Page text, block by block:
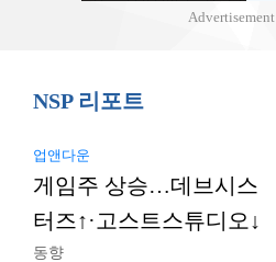
Advertisement
NSP 리포트
업앤다운
게임주 상승…데브시스
터즈↑·고스트스튜디오↓
동향